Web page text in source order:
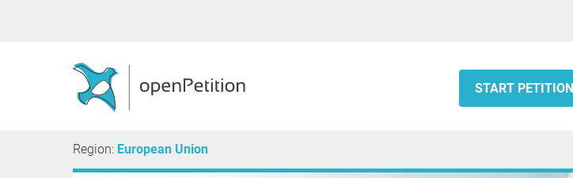
START PETITION
Region: European Union